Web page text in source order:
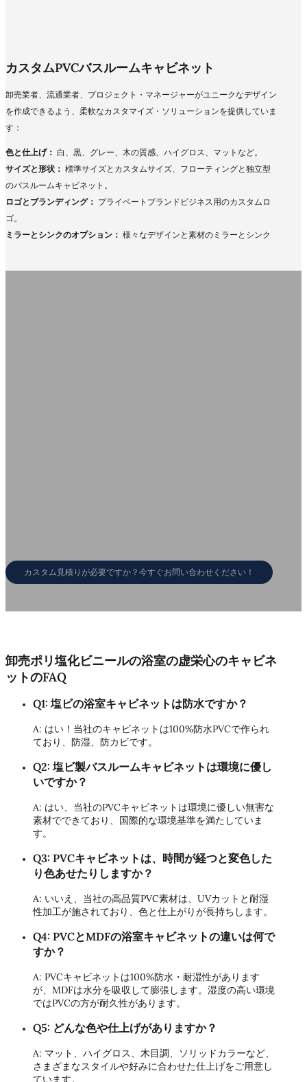
カスタムPVCバスルームキャビネット
卸売業者、流通業者、プロジェクト・マネージャーがユニークなデザイン
を作成できるよう、柔軟なカスタマイズ・ソリューションを提供していま
す：
色と仕上げ： 白、黒、グレー、木の質感、ハイグロス、マットなど。
サイズと形状： 標準サイズとカスタムサイズ、フローティングと独立型
のバスルームキャビネット。
ロゴとブランディング： プライベートブランドビジネス用のカスタムロ
ゴ。
ミラーとシンクのオプション： 様々なデザインと素材のミラーとシンク
カスタム見積りが必要ですか？今すぐお問い合わせください！
卸売ポリ塩化ビニールの浴室の虚栄心のキャビネ
ットのFAQ
Q1: 塩ビの浴室キャビネットは防水ですか？
A: はい！当社のキャビネットは100%防水PVCで作られ
ており、防湿、防カビです。
Q2: 塩ビ製バスルームキャビネットは環境に優し
いですか？
A: はい、当社のPVCキャビネットは環境に優しい無害な
素材でできており、国際的な環境基準を満たしていま
す。
Q3: PVCキャビネットは、時間が経つと変色した
り色あせたりしますか？
A: いいえ、当社の高品質PVC素材は、UVカットと耐湿
性加工が施されており、色と仕上がりが長持ちします。
Q4: PVCとMDFの浴室キャビネットの違いは何で
すか？
A: PVCキャビネットは100%防水・耐湿性があります
が、MDFは水分を吸収して膨張します。湿度の高い環境
ではPVCの方が耐久性があります。
Q5: どんな色や仕上げがありますか？
A: マット、ハイグロス、木目調、ソリッドカラーなど、
さまざまなスタイルや好みに合わせた仕上げをご用意し
ています。